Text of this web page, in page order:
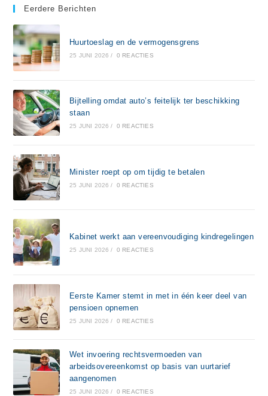
Eerdere Berichten
Huurtoeslag en de vermogensgrens
25 JUNI 2026 / 0 REACTIES
Bijtelling omdat auto’s feitelijk ter beschikking
staan
25 JUNI 2026 / 0 REACTIES
Minister roept op om tijdig te betalen
25 JUNI 2026 / 0 REACTIES
Kabinet werkt aan vereenvoudiging kindregelingen
25 JUNI 2026 / 0 REACTIES
Eerste Kamer stemt in met in één keer deel van
pensioen opnemen
25 JUNI 2026 / 0 REACTIES
Wet invoering rechtsvermoeden van
arbeidsovereenkomst op basis van uurtarief
aangenomen
25 JUNI 2026 / 0 REACTIES